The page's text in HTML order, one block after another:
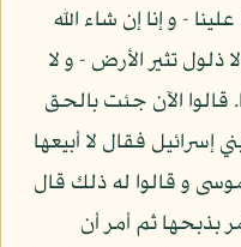
- و إنا إن شاء الله
ذلول تثير الأرض - و لا
الآن جئت بالحق
فقال لا أبيعها
و قالوا له ذلك قال
بذبحها ثم أمر أن